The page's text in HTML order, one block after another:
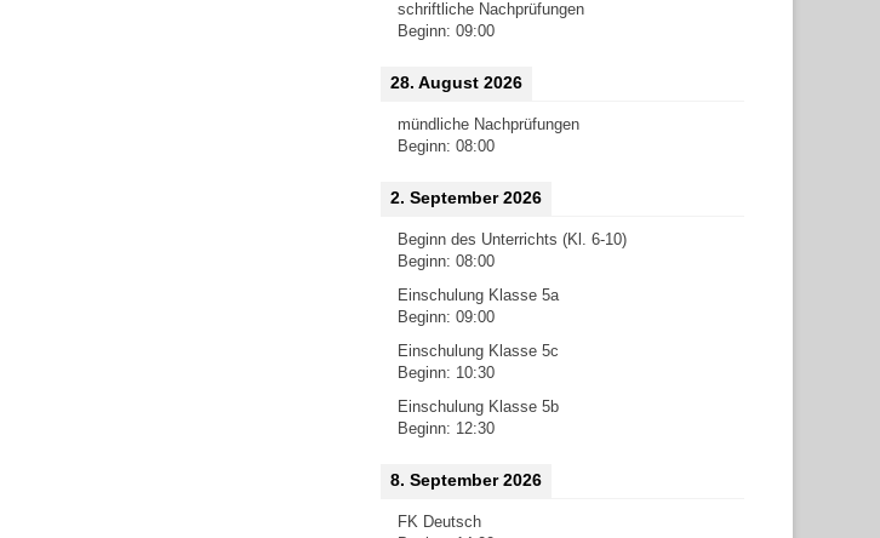
schriftliche Nachprüfungen
Beginn: 09:00
28. August 2026
mündliche Nachprüfungen
Beginn: 08:00
2. September 2026
Beginn des Unterrichts (Kl. 6-10)
Beginn: 08:00
Einschulung Klasse 5a
Beginn: 09:00
Einschulung Klasse 5c
Beginn: 10:30
Einschulung Klasse 5b
Beginn: 12:30
8. September 2026
FK Deutsch